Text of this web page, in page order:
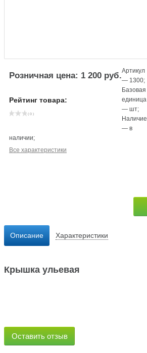
Розничная цена: 1 200 руб.
Рейтинг товара:
( 0 )
Артикул
— 1300;
Базовая
единица
—шт;
Наличие
—в
наличии;
Все характеристики
Описание Характеристики
Крышка ульевая
Оставить отзыв